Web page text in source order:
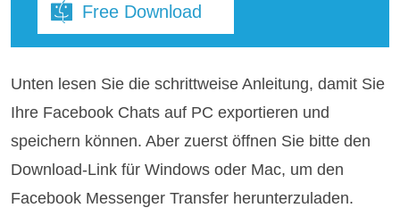
Free Download
Unten lesen Sie die schrittweise Anleitung, damit Sie
Ihre Facebook Chats auf PC exportieren und
speichern können. Aber zuerst öffnen Sie bitte den
Download-Link für Windows oder Mac, um den
Facebook Messenger Transfer herunterzuladen.